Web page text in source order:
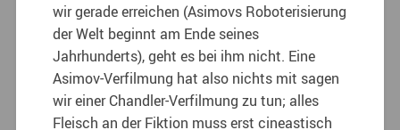
wir gerade erreichen (Asimovs Roboterisierung
der Welt beginnt am Ende seines
Jahrhunderts), geht es bei ihm nicht. Eine
Asimov-Verfilmung hat also nichts mit sagen
wir einer Chandler-Verfilmung zu tun; alles
Fleisch an der Fiktion muss erst cineastisch